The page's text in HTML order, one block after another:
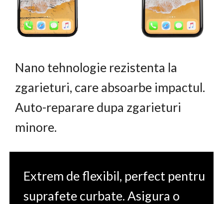
Nano tehnologie rezistenta la
zgarieturi, care absoarbe impactul.
Auto-reparare dupa zgarieturi
minore.
Extrem de flexibil, perfect pentru
suprafete curbate. Asigura o